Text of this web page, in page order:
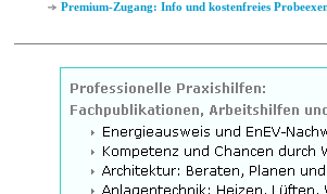
Premium-Zugang: Info und kostenfreies